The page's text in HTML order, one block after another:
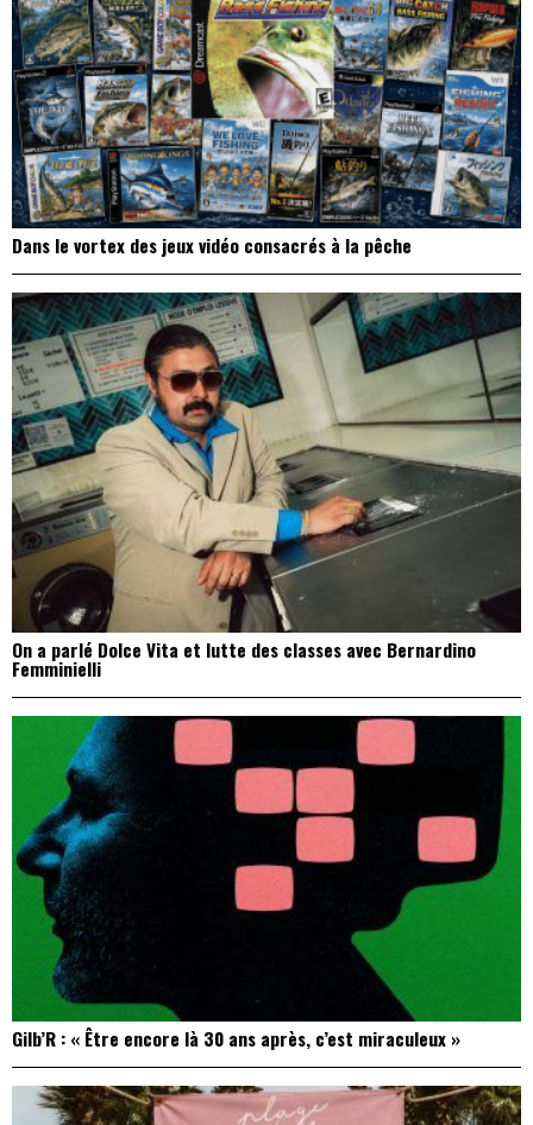
Dans le vortex des jeux vidéo consacrés à la pêche
On a parlé Dolce Vita et lutte des classes avec Bernardino
Femminielli
Gilb’R : « Être encore là 30 ans après, c’est miraculeux »